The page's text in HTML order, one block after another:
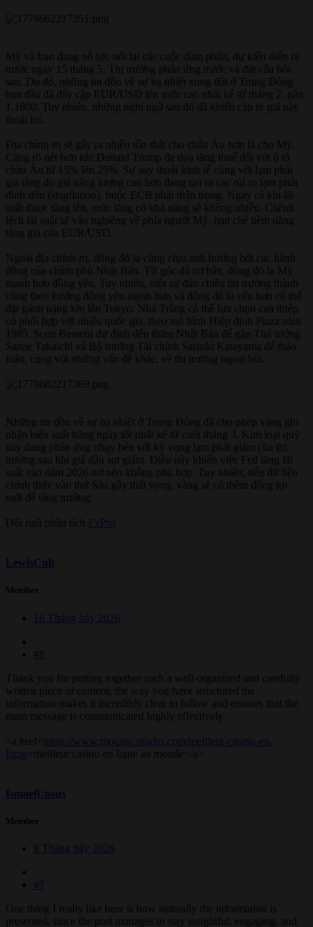
Mỹ và Iran đang nỗ lực nối lại các cuộc đàm phán, dự kiến diễn ra
trước ngày 15 tháng 5. Thị trường phản ứng trước và đặt câu hỏi
sau. Do đó, những tin đồn về sự hạ nhiệt xung đột ở Trung Đông
ban đầu đã đẩy cặp EUR/USD lên mức cao nhất kể từ tháng 2, gần
1,1800. Tuy nhiên, những nghi ngờ sau đó đã khiến cặp tỷ giá này
thoái lui.
Địa chính trị sẽ gây ra nhiều tổn thất cho châu Âu hơn là cho Mỹ.
Càng rõ nét hơn khi Donald Trump đe dọa tăng thuế đối với ô tô
châu Âu từ 15% lên 25%. Sự suy thoái kinh tế cùng với lạm phát
gia tăng do giá năng lượng cao hơn đang tạo ra các rủi ro lạm phát
đình đốn (stagflation), buộc ECB phải thận trọng. Ngay cả khi lãi
suất được tăng lên, mức tăng có khả năng sẽ không nhiều. Chênh
lệch lãi suất sẽ vẫn nghiêng về phía người Mỹ, hạn chế tiềm năng
tăng giá của EUR/USD.
Ngoài địa chính trị, đồng đô la cũng chịu ảnh hưởng bởi các hành
động của chính phủ Nhật Bản. Từ góc độ cơ bản, đồng đô la Mỹ
mạnh hơn đồng yên. Tuy nhiên, một sự đảo chiều thị trường thành
công theo hướng đồng yên mạnh hơn và đồng đô la yếu hơn có thể
đặt gánh nặng lớn lên Tokyo. Nhà Trắng có thể lựa chọn can thiệp
có phối hợp với nhiều quốc gia, theo mô hình Hiệp định Plaza năm
1985. Scott Bessent dự định đến thăm Nhật Bản để gặp Thủ tướng
Sanae Takaichi và Bộ trưởng Tài chính Satsuki Katayama để thảo
luận, cùng với những vấn đề khác, về thị trường ngoại hối.
Những tin đồn về sự hạ nhiệt ở Trung Đông đã cho phép vàng ghi
nhận hiệu suất hàng ngày tốt nhất kể từ cuối tháng 3. Kim loại quý
này đang phản ứng nhạy bén với kỳ vọng lạm phát giảm của thị
trường sau khi giá dầu sụt giảm. Điều này khiến việc Fed tăng lãi
suất vào năm 2026 trở nên không phù hợp. Tuy nhiên, nếu dữ liệu
chính thức vào thứ Sáu gây thất vọng, vàng sẽ có thêm động lực
mới để tăng trưởng.
Đội ngũ phân tích FxPro
LewisCub
Member
16 Tháng bảy 2026
#8
Thank you for putting together such a well-organized and carefully
written piece of content; the way you have structured the
information makes it incredibly clear to follow and ensures that the
main message is communicated highly effectively.
<a href=
https://www.moustic-studio.com/meilleur-casino-en-
ligne >meilleur casino en ligne au monde</a>
IsmaelUnsus
Member
8 Tháng bảy 2026
#7
One thing I really like here is how naturally the information is
presented, since the post manages to stay insightful, engaging, and